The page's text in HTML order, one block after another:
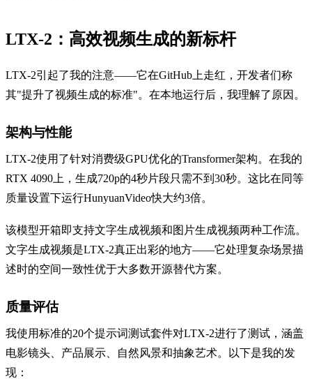
LTX-2：高效视频生成的新标杆
LTX-2引起了我的注意——它在GitHub上走红，开发者们称
其"提升了视频生成的标准"。在本地运行后，我理解了原因。
架构与性能
LTX-2使用了针对消费级GPU优化的Transformer架构。在我的
RTX 4090上，生成720p的4秒片段只需不到30秒。这比在同等
质量设置下运行HunyuanVideo快大约3倍。
该模型开箱即支持文字生成视频和图片生成视频两种工作流。
文字生成视频是LTX-2真正出彩的地方——它处理复杂场景描
述时的空间一致性优于大多数开源替代方案。
质量评估
我使用标准的20个提示词测试套件对LTX-2进行了测试，涵盖
电影镜头、产品展示、自然风景和抽象艺术。以下是我的发
现：